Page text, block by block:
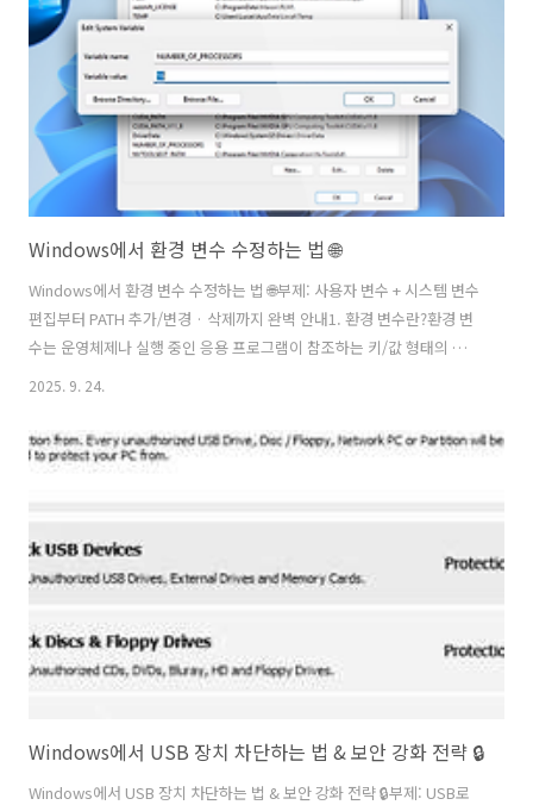
때 데이터 사라지면 곤란하니까 미리 대비해야 해.주요 항목 백업 대상문
서, 사진, 음악,..
Windows에서 환경 변수 수정하는 법 🌐
Windows에서 환경 변수 수정하는 법 🌐부제: 사용자 변수 + 시스템 변수
편집부터 PATH 추가/변경 · 삭제까지 완벽 안내1. 환경 변수란?환경 변
수는 운영체제나 실행 중인 응용 프로그램이 참조하는 키/값 형태의 설정
값이야.예: PATH, JAVA_HOME, TEMP 같은 변수들이 있고, 프로그램
variables) 와 시스템 변수(System variables) 두 종류로 나뉘어 있음.
시스템 변수는 모든 사용자에게 공통 적용되고, 사용자 변수는 해당 사용
경로 (Windows 10 /..
2025. 9. 24.
Windows에서 USB 장치 차단하는 법 & 보안 강화 전략 🔒
Windows에서 USB 장치 차단하는 법 & 보안 강화 전략 🔒부제: USB로